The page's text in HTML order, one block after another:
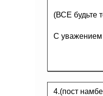
(ВСЕ будьте
С уважением
4.(пост